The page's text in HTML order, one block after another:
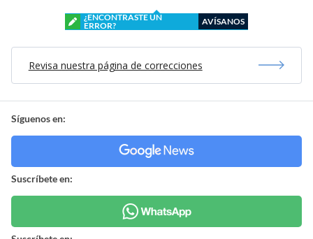
¿ENCONTRASTE UN
ERROR?
AVÍSANOS
Revisa nuestra página de correcciones
Síguenos en:
Suscríbete en: